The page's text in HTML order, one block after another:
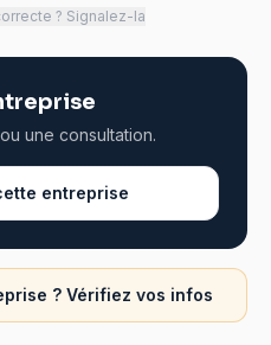
? Signalez-la
une consultation.
entreprise
? Vérifiez vos infos